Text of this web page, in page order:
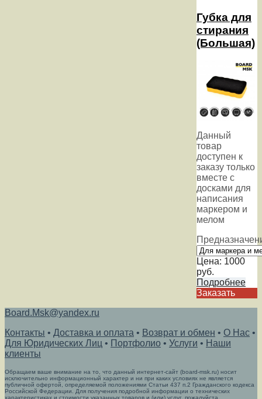
Губка для
стирания
(Большая)
Данный
товар
доступен к
заказу только
вместе с
досками для
написания
маркером и
мелом
Цена: 1000
руб.
Подробнее
Заказать
Board.Msk@yandex.ru
Контакты • Доставка и оплата • Возврат и обмен • О Нас •
Для Юридических Лиц • Портфолио • Услуги • Наши
клиенты
Обращаем ваше внимание на то, что данный интернет-сайт (board-msk.ru) носит
исключительно информационный характер и ни при каких условиях не является
публичной офертой, определяемой положениями Статьи 437 п.2 Гражданского кодекса
Российской Федерации. Для получения подробной информации о технических